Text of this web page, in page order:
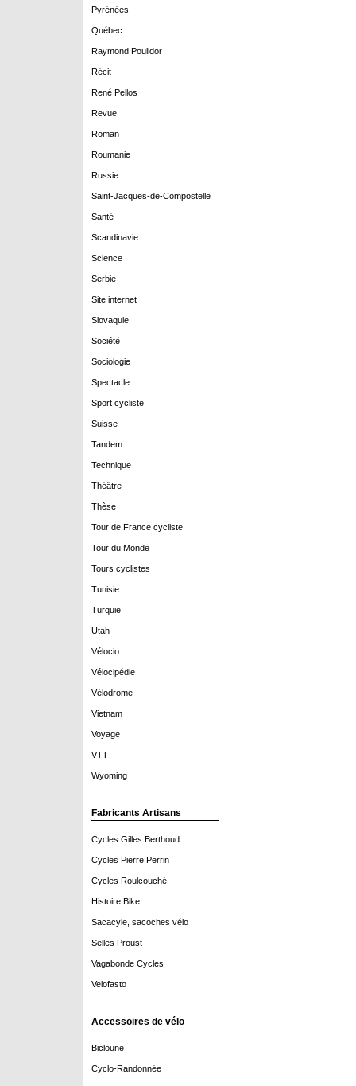
Pyrénées
Québec
Raymond Poulidor
Récit
René Pellos
Revue
Roman
Roumanie
Russie
Saint-Jacques-de-Compostelle
Santé
Scandinavie
Science
Serbie
Site internet
Slovaquie
Société
Sociologie
Spectacle
Sport cycliste
Suisse
Tandem
Technique
Théâtre
Thèse
Tour de France cycliste
Tour du Monde
Tours cyclistes
Tunisie
Turquie
Utah
Vélocio
Vélocipédie
Vélodrome
Vietnam
Voyage
VTT
Wyoming
Fabricants Artisans
Cycles Gilles Berthoud
Cycles Pierre Perrin
Cycles Roulcouché
Histoire Bike
Sacacyle, sacoches vélo
Selles Proust
Vagabonde Cycles
Velofasto
Accessoires de vélo
Bicloune
Cyclo-Randonnée